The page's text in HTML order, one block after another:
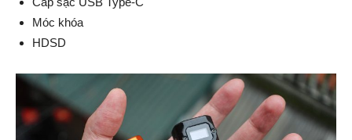
Móc khóa
HDSD